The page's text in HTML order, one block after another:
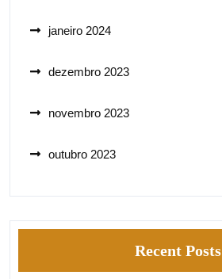
janeiro 2024
dezembro 2023
novembro 2023
outubro 2023
Recent Posts